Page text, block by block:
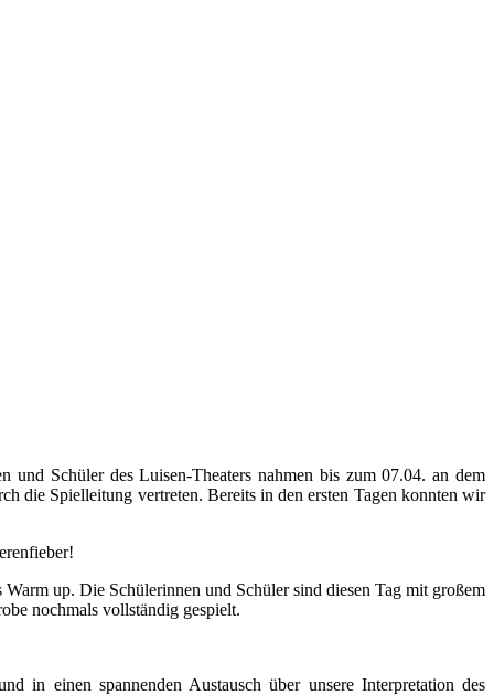
und Schüler des Luisen-Theaters nahmen bis zum 07.04. an dem
die Spielleitung vertreten. Bereits in den ersten Tagen konnten wir
up. Die Schülerinnen und Schüler sind diesen Tag mit großem
nochmals vollständig gespielt.
in einen spannenden Austausch über unsere Interpretation des